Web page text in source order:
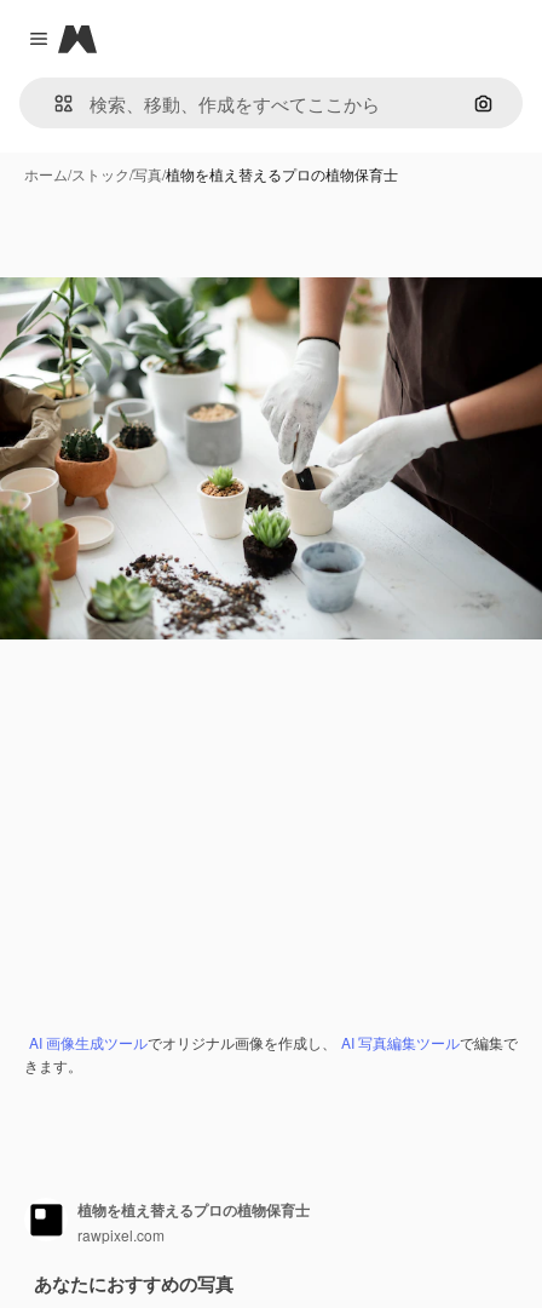
Close menu
Magnific
画像で
ホーム/ストック/写真/植物を植え替えるプロの植物保育士
AI 画像生成ツールでオリジナル画像を作成し、 AI 写真編集ツールで編集で
きます。
植物を植え替えるプロの植物保育士
rawpixel.com
あなたにおすすめの写真